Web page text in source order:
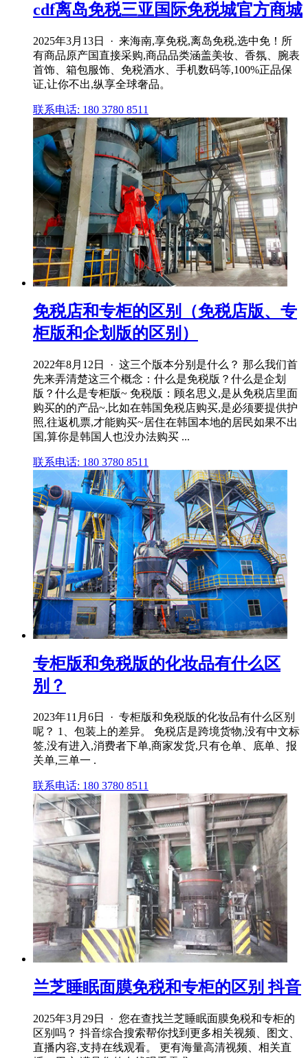
cdf离岛免税三亚国际免税城官方商城
2025年3月13日 · 来海南,享免税,离岛免税,选中免！所
有商品原产国直接采购,商品品类涵盖美妆、香氛、腕表
首饰、箱包服饰、免税酒水、手机数码等,100%正品保
证,让你不出,纵享全球奢品。
联系电话: 180 3780 8511
免税店和专柜的区别（免税店版、专
柜版和企划版的区别）
2022年8月12日 · 这三个版本分别是什么？ 那么我们首
先来弄清楚这三个概念：什么是免税版？什么是企划
版？什么是专柜版~ 免税版：顾名思义,是从免税店里面
购买的的产品~,比如在韩国免税店购买,是必须要提供护
照,往返机票,才能购买~居住在韩国本地的居民如果不出
国,算你是韩国人也没办法购买 ...
联系电话: 180 3780 8511
专柜版和免税版的化妆品有什么区
别？
2023年11月6日 · 专柜版和免税版的化妆品有什么区别
呢？ 1、包装上的差异。 免税店是跨境货物,没有中文标
签,没有进入,消费者下单,商家发货,只有仓单、底单、报
关单,三单一 .
联系电话: 180 3780 8511
兰芝睡眠面膜免税和专柜的区别 抖音
2025年3月29日 · 您在查找兰芝睡眠面膜免税和专柜的
区别吗？ 抖音综合搜索帮你找到更多相关视频、图文、
直播内容,支持在线观看。 更有海量高清视频、相关直